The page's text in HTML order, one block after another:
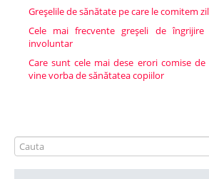
Greşelile de sănătate pe care le comitem
Cele mai frecvente greşeli de
involuntar
Care sunt cele mai dese erori comise
vine vorba de sănătatea copiilor